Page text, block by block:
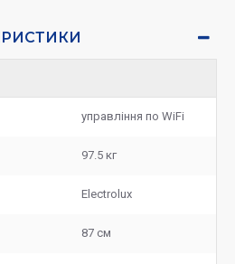
управління по WiFi
97.5 кг
Electrolux
87 см